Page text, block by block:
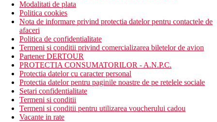
Modalitati de plata
Politica cookies
Nota de informare privind protectia datelor pentru contactele de
afaceri
Politica de confidentialitate
Termeni si conditii privind comercializarea biletelor de avion
Partener DERTOUR
PROTECTIA CONSUMATORILOR - A.N.P.C.
Protectia datelor cu caracter personal
Protectia datelor pentru paginile noastre de pe retelele sociale
Setari confidentialitate
Termeni si conditii
Termeni si conditii pentru utilizarea voucherului cadou
Vacante in rate